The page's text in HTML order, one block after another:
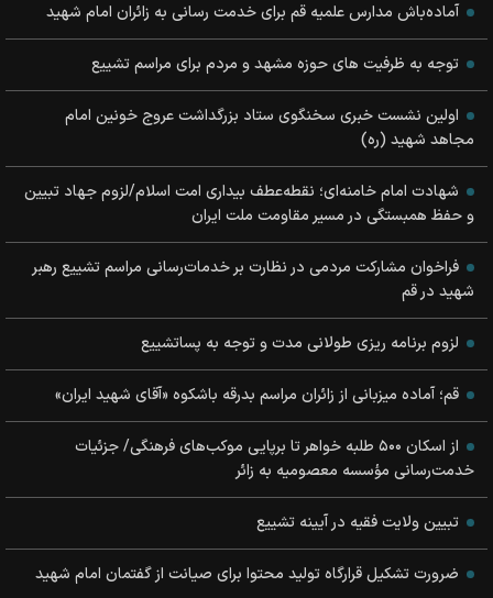
آماده‌باش مدارس علمیه قم برای خدمت رسانی به زائران امام شهید
توجه به ظرفیت های حوزه مشهد و مردم برای مراسم تشییع
اولین نشست خبری سخنگوی ستاد بزرگداشت عروج خونین امام
مجاهد شهید (ره)
شهادت امام خامنه‌ای؛ نقطه‌عطف بیداری امت اسلام/لزوم جهاد تبیین
و حفظ همبستگی در مسیر مقاومت ملت ایران
فراخوان مشارکت مردمی در نظارت بر خدمات‌رسانی مراسم تشییع رهبر
شهید در قم
لزوم برنامه ریزی طولانی مدت و توجه به پساتشییع
قم؛ آماده میزبانی از زائران مراسم بدرقه باشکوه «آقای شهید ایران»
از اسکان ۵۰۰ طلبه خواهر تا برپایی موکب‌های فرهنگی/ جزئیات
خدمت‌رسانی مؤسسه معصومیه به زائر
تبیین ولایت فقیه در آیینه تشییع
ضرورت تشکیل قرارگاه تولید محتوا برای صیانت از گفتمان امام شهید